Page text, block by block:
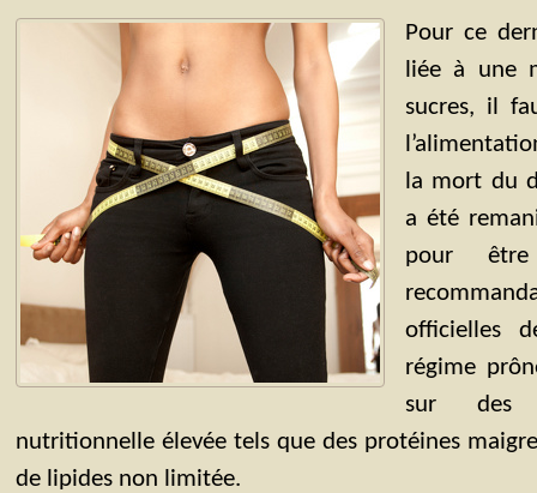
Pour ce
liée à une
sucres, il
la mort du
a été
pour
officielles
régime
sur des
nutritionnelle élevée tels que des protéines
de lipides non limitée.